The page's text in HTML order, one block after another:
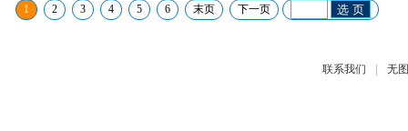
1 2 3 4 5 6 末页 下一页 选 页
联系我们 | 无